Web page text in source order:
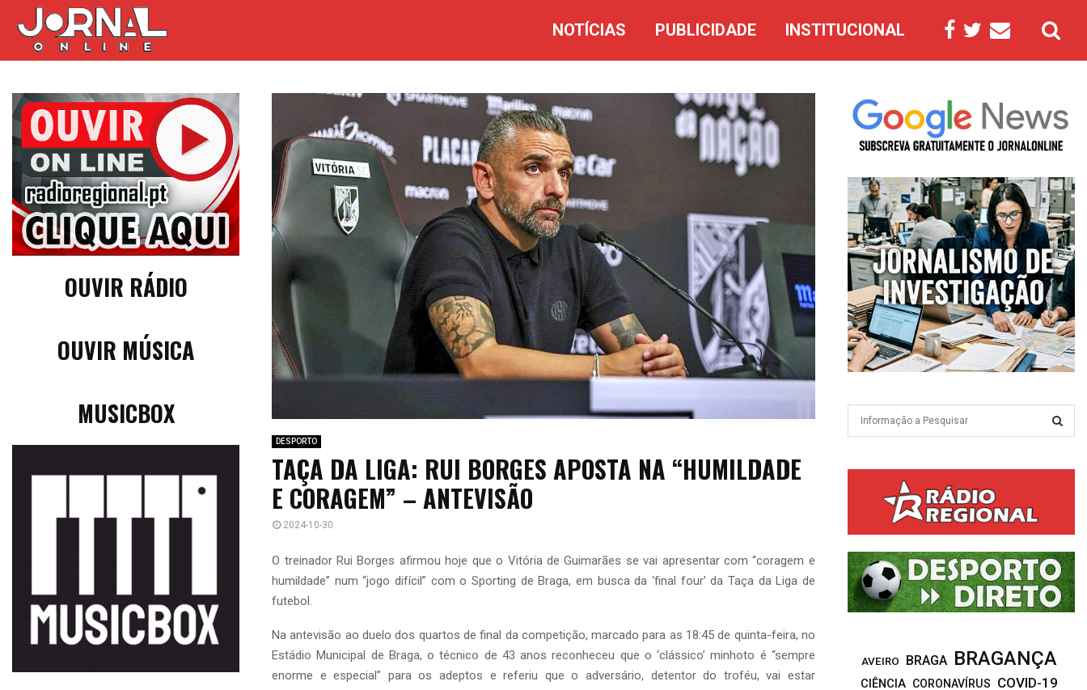
NOTÍCIAS PUBLICIDADE INSTITUCIONAL
DESPORTO
TAÇA DA LIGA: RUI BORGES APOSTA NA “HUMILDADE
E CORAGEM” – ANTEVISÃO
2024-10-30
O treinador Rui Borges afirmou hoje que o Vitória de Guimarães se vai apresentar com “coragem e
humildade” num “jogo difícil” com o Sporting de Braga, em busca da ‘final four’ da Taça da Liga de
futebol.
Na antevisão ao duelo dos quartos de final da competição, marcado para as 18:45 de quinta-feira, no
Estádio Municipal de Braga, o técnico de 43 anos reconheceu que o ‘clássico’ minhoto é “sempre
enorme e especial” para os adeptos e referiu que o adversário, detentor do troféu, vai estar
OUVIR RÁDIO
OUVIR MÚSICA
MUSICBOX
o
r
:
R
C
H
AVEIRO BRAGA BRAGANÇA
CIÊNCIA CORONAVÍRUS COVID-19